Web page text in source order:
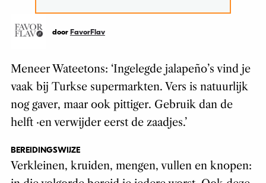
door FavorFlav
Meneer Wateetons: ‘Ingelegde jalapeño’s vind je
vaak bij Turkse supermarkten. Vers is natuurlijk
nog gaver, maar ook pittiger. Gebruik dan de
helft ·en verwijder eerst de zaadjes.’
BEREIDINGSWIJZE
Verkleinen, kruiden, mengen, vullen en knopen: